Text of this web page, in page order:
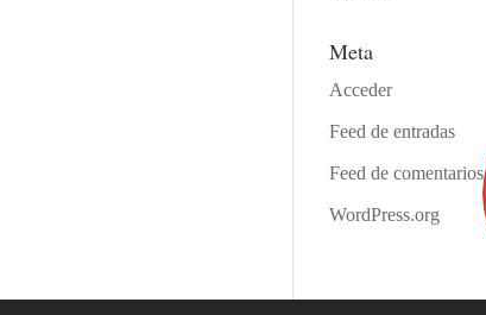
Meta
Acceder
Feed de entradas
Feed de comentarios
WordPress.org